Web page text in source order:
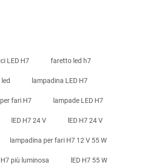
LED H7 faretto led h7
lampadina LED H7
fari H7 lampade LED H7
lED H7 24 V lED H7 24 V
lampadina per fari H7 12 V 55 W
più luminosa lED H7 55 W